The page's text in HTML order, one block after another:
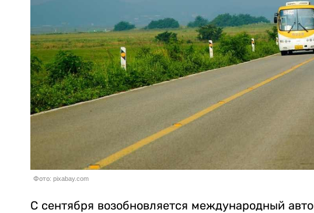
Фото: pixabay.com
С сентября возобновляется международный